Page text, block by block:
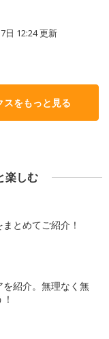
日 12:24更新
スをもっと見る
楽しむ
とめてご紹介！
紹介。無理なく無